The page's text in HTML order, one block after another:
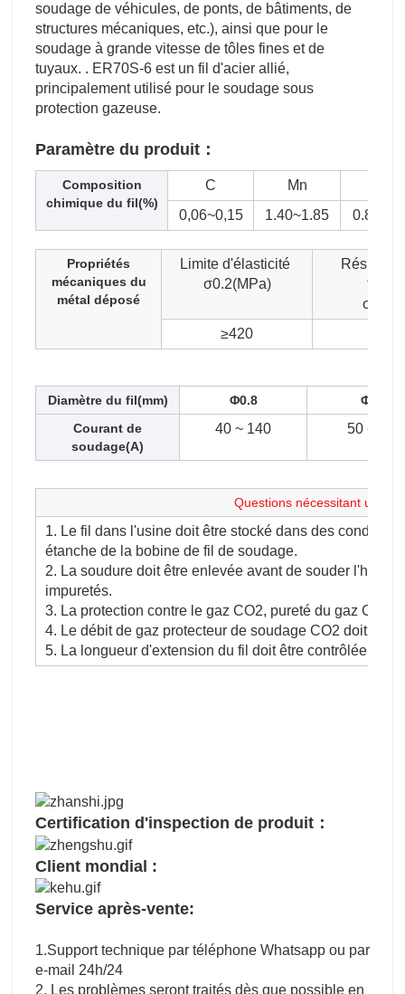
soudage de véhicules, de ponts, de bâtiments, de
structures mécaniques, etc.), ainsi que pour le
soudage à grande vitesse de tôles fines et de
tuyaux. . ER70S-6 est un fil d'acier allié,
principalement utilisé pour le soudage sous
protection gazeuse.
Paramètre du produit：
Composition
chimique du fil(%)
C Mn
0,06~0,15
1.40~1.85
Propriétés
mécaniques du
métal déposé
Limite d'élasticité
σ0.2(MPa)
≥420
Diamètre du fil(mm) Φ0.8
Φ1.0
Courant de
soudage(A)
40 ~ 140 50 ~ 220
Questions nécessitant une
1. Le fil dans l'usine doit être stocké dans des
étanche de la bobine de fil de soudage.
2. La soudure doit être enlevée avant de souder l'huile
impuretés.
3. La protection contre le gaz CO2, pureté du gaz CO2
4. Le débit de gaz protecteur de soudage CO2 doit être
5. La longueur d'extension du fil doit être contrôlée
Certification d'inspection de produit：
Client mondial :
Service après-vente:
1.Support technique par téléphone Whatsapp ou par
e-mail 24h/24
2. Les problèmes seront traités dès que possible en